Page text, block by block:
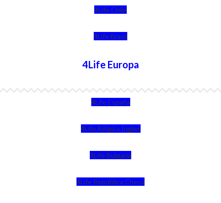
4Life Chile
4Life Brasil
4Life Europa
4Life España
4Life Bélgica Ingles
4Life Bulgaria
4Life República Checa